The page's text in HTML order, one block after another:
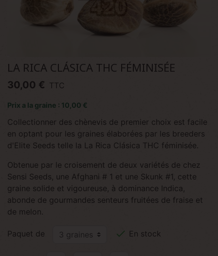
LA RICA CLÁSICA THC FÉMINISÉE
30,00 € TTC
Prix a la graine : 10,00 €
Collectionner des chènevis de premier choix est facile
en optant pour les graines élaborées par les breeders
d'Elite Seeds telle la La Rica Clásica THC féminisée.
Obtenue par le croisement de deux variétés de chez
Sensi Seeds, une Afghani # 1 et une Skunk #1, cette
graine solide et vigoureuse, à dominance Indica,
abonde de gourmandes senteurs fruitées de fraise et
de melon.
Paquet de  En stock